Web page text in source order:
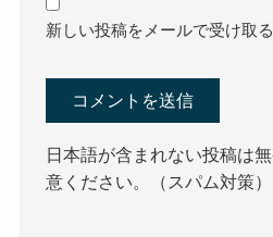
新しい投稿をメールで受け取る
日本語が含まれない投稿は
意ください。（スパム対策）